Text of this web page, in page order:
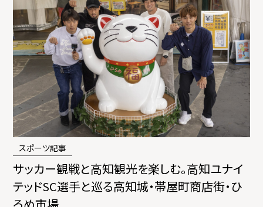
スポーツ記事
サッカー観戦と高知観光を楽しむ。高知ユナイ
テッドSC選手と巡る高知城・帯屋町商店街・ひ